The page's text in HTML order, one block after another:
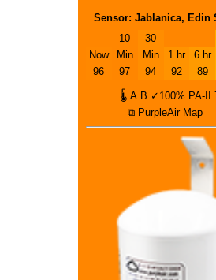
Sensor: Jablanica, Edin
Now
96
10
Min
97
30
Min
94
1 hr
92
6 hr
89
🌡 A B ✓100% PA-II
⧉ PurpleAir Map